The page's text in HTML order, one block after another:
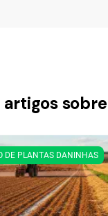
DE PLANTAS DANINHAS